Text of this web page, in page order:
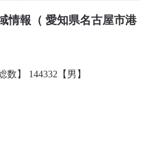
情報（ 愛知県名古屋市港
数】 144332【男】